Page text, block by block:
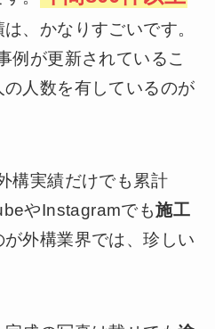
、かなりすごいです。
例が更新されているこ
人数を有しているのが
構実績だけでも累計
やInstagramでも施工
が外構業界では、珍しい